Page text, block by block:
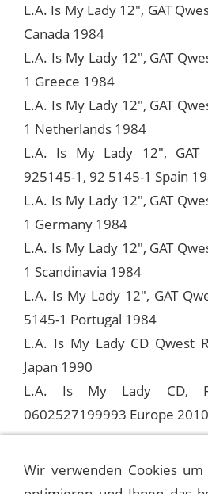
L.A. Is My Lady 12", GAT
Canada 1984
L.A. Is My Lady 12", GAT
1 Greece 1984
L.A. Is My Lady 12", GAT
1 Netherlands 1984
L.A. Is My Lady 12", GAT
925145-1, 92 5145-1 Spain
L.A. Is My Lady 12", GAT
1 Germany 1984
L.A. Is My Lady 12", GAT
1 Scandinavia 1984
L.A. Is My Lady 12", GAT
5145-1 Portugal 1984
L.A. Is My Lady CD Qwest
Japan 1990
L.A. Is My Lady CD,
0602527199993 Europe 2010
Infos zu den Abkürzungen
Wir verwenden Cookies